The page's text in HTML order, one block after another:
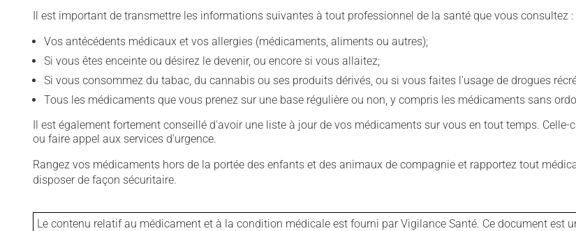
Il est important de transmettre les informations suivantes à tout professionnel de la santé que vous consultez :
Vos antécédents médicaux et vos allergies (médicaments, aliments ou autres);
Si vous êtes enceinte ou désirez le devenir, ou encore si vous allaitez;
Si vous consommez du tabac, du cannabis ou ses produits dérivés, ou si vous faites l'usage de drogues
Tous les médicaments que vous prenez sur une base régulière ou non, y compris les médicaments sans
Il est également fortement conseillé d'avoir une liste à jour de vos médicaments sur vous en tout temps.
ou faire appel aux services d'urgence.
Rangez vos médicaments hors de la portée des enfants et des animaux de compagnie et rapportez tout
disposer de façon sécuritaire.
Le contenu relatif au médicament et à la condition médicale est fourni par Vigilance Santé. Ce document est